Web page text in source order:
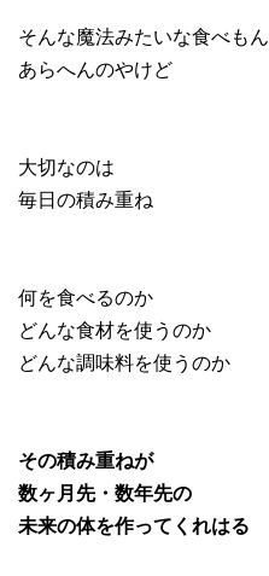
そんな魔法みたいな食べもん
あらへんのやけど
大切なのは
毎日の積み重ね
何を食べるのか
どんな食材を使うのか
どんな調味料を使うのか
その積み重ねが
数ヶ月先・数年先の
未来の体を作ってくれはる